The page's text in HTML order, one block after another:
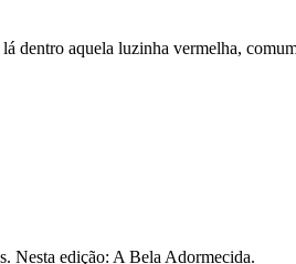
aquela luzinha vermelha,
Nesta edição: A Bela Adormecida.